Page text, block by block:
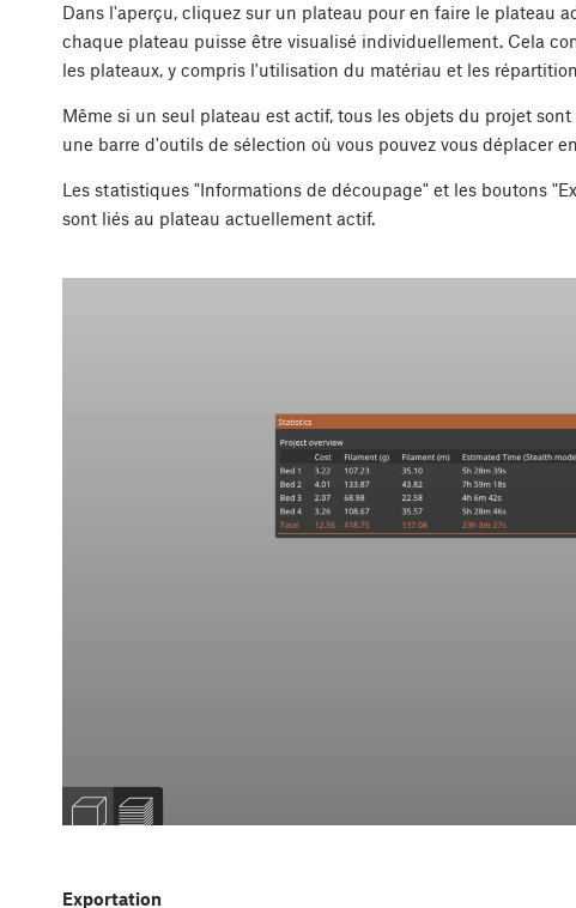
Dans l'aperçu, cliquez sur un plateau pour en faire le plateau
chaque plateau puisse être visualisé individuellement. Cela
les plateaux, y compris l'utilisation du matériau et les
Même si un seul plateau est actif, tous les objets du projet
une barre d'outils de sélection où vous pouvez vous déplacer
Les statistiques "Informations de découpage" et les boutons
sont liés au plateau actuellement actif.
Exportation